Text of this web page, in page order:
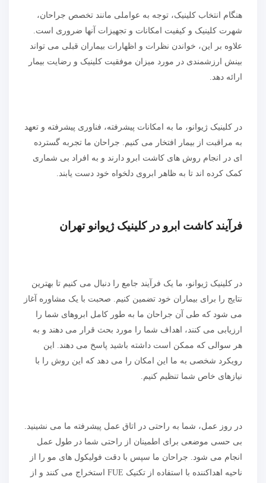
هنگام انتخاب کلینیک، توجه به عواملی مانند تخصص جراحان،
شهرت کلینیک و کیفیت امکانات و تجهیزات آنها ضروری است.
علاوه بر این، خواندن نظرات و اظهارات بیماران قبلی می تواند
بینش ارزشمندی در مورد میزان موفقیت کلینیک و رضایت بیمار
ارائه دهد.
در کلینیک ژیوانو، ما به امکانات پیشرفته، فناوری پیشرفته و تعهد
به مراقبت از بیمار افتخار می کنیم. جراحان ما تجربه گسترده
ای در انجام روش های کاشت ابرو دارند و به افراد بی شماری
کمک کرده اند تا به ظاهر ابروی دلخواه خود دست یابند.
فرآیند کاشت ابرو در کلینیک ژیوانو تهران
در کلینیک ژیوانو، ما یک فرآیند جامع را دنبال می کنیم تا بهترین
نتایج را برای بیماران خود تضمین کنیم. صحبت با یک مشاوره آغاز
می شود که طی آن جراحان ما به طور کامل ابروهای شما را
ارزیابی می کنند، اهداف شما را مورد بحث قرار می دهند و به
هر سوالی که ممکن است داشته باشید پاسخ می دهند. این
رویکرد شخصی به ما این امکان را می دهد که این روش را با
نیازهای خاص شما تنظیم کنیم.
در روز عمل، شما به راحتی در اتاق عمل پیشرفته ما می نشینید.
بی حسی موضعی برای اطمینان از راحتی شما در طول عمل
انجام می شود. جراحان ما سپس با دقت فولیکول های مو را از
ناحیه اهداکننده با استفاده از تکنیک FUE استخراج می کنند و از